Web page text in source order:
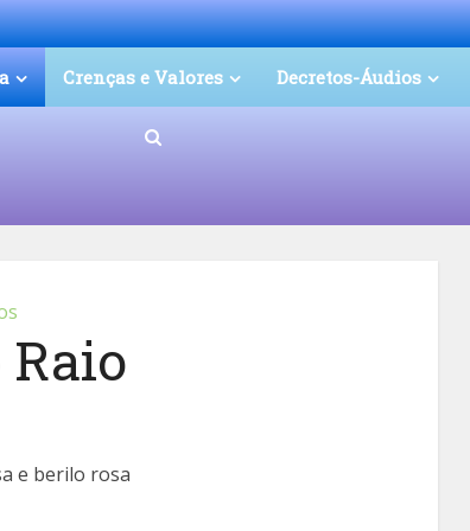
Crenças e Valores Decretos-Áudios
e berilo rosa